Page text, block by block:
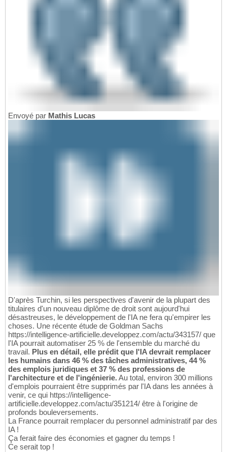
Envoyé par Mathis Lucas
D'après Turchin, si les perspectives d'avenir de la plupart des
titulaires d'un nouveau diplôme de droit sont aujourd'hui
désastreuses, le développement de l'IA ne fera qu'empirer les
choses. Une récente étude de Goldman Sachs
https://intelligence-artificielle.developpez.com/actu/343157/ que
l'IA pourrait automatiser 25 % de l'ensemble du marché du
travail. Plus en détail, elle prédit que l'IA devrait remplacer
les humains dans 46 % des tâches administratives, 44 %
des emplois juridiques et 37 % des professions de
l'architecture et de l'ingénierie.Au total, environ 300 millions
d'emplois pourraient être supprimés par l'IA dans les années à
venir, ce qui https://intelligence-
artificielle.developpez.com/actu/351214/ être à l'origine de
profonds bouleversements.
La France pourrait remplacer du personnel administratif par des
IA !
Ça ferait faire des économies et gagner du temps !
Ce serait top !